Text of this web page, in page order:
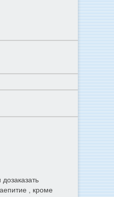
, кроме